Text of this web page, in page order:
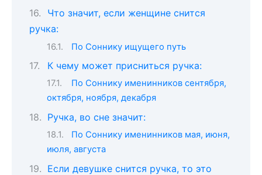
Что значит, если женщине снится
ручка:
По Соннику ищущего путь
К чему может присниться ручка:
По Соннику именинников сентября,
октября, ноября, декабря
Ручка, во сне значит:
По Соннику именинников мая, июня,
июля, августа
Если девушке снится ручка, то это